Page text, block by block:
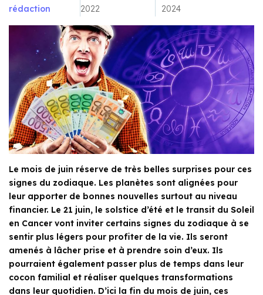
rédaction
2022
2024
Le mois de juin réserve de très belles surprises pour ces
signes du zodiaque. Les planètes sont alignées pour
leur apporter de bonnes nouvelles surtout au niveau
financier. Le 21 juin, le solstice d’été et le transit du Soleil
en Cancer vont inviter certains signes du zodiaque à se
sentir plus légers pour profiter de la vie. Ils seront
amenés à lâcher prise et à prendre soin d’eux. Ils
pourraient également passer plus de temps dans leur
cocon familial et réaliser quelques transformations
dans leur quotidien. D’ici la fin du mois de juin, ces